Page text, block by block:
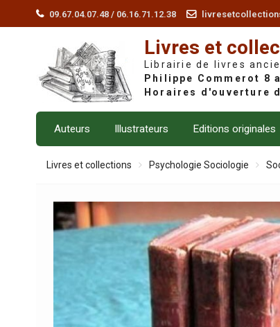
09.67.04.07.48 / 06.16.71.12.38
Livres et
Librairie de livres
Auteurs Illustrateurs Editions originales
Livres et collections Psychologie Sociologie